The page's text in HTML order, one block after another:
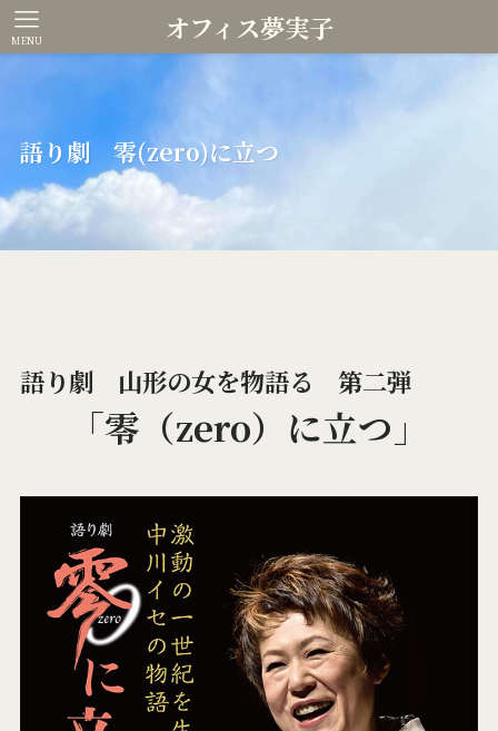
オフィス夢実子
MENU
語り劇 零(zero)に立つ
語り劇 山形の女を物語る 第二弾
「零（zero）に立つ」